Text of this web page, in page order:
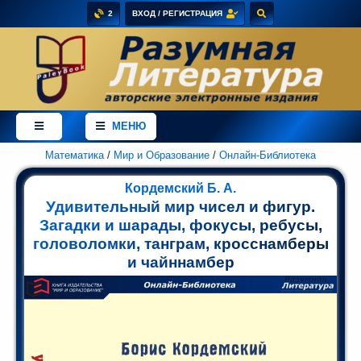
2 ВХОД / РЕГИСТРАЦИЯ
Добро
пожаловать
магазин
PaleyBook
-
"Разумная
Литература"!
Здесь
купить
МЕНЮ
Математика / Мир и Образование / Онлайн-Библиотека
Кордемский Б. А.
Удивительный мир чисел и фигур.
Загадки и шарады, фокусы, ребусы,
головоломки, танграм, кросснамберы
и чайннамбер